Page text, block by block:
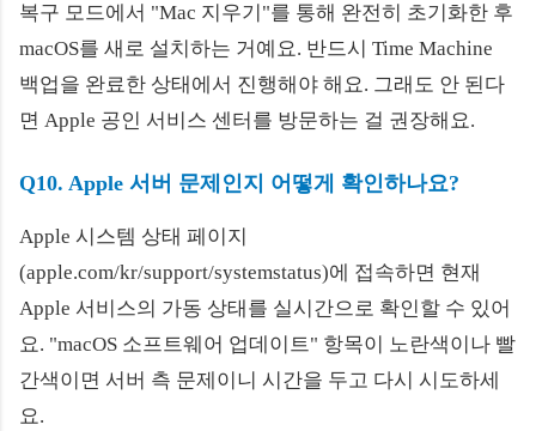
복구 모드에서 "Mac 지우기"를 통해 완전히 초기화한 후
macOS를 새로 설치하는 거예요. 반드시 Time Machine
백업을 완료한 상태에서 진행해야 해요. 그래도 안 된다
면 Apple 공인 서비스 센터를 방문하는 걸 권장해요.
Q10. Apple 서버 문제인지 어떻게 확인하나요?
Apple 시스템 상태 페이지
(apple.com/kr/support/systemstatus)에 접속하면 현재
Apple 서비스의 가동 상태를 실시간으로 확인할 수 있어
요. "macOS 소프트웨어 업데이트" 항목이 노란색이나 빨
간색이면 서버 측 문제이니 시간을 두고 다시 시도하세
요.